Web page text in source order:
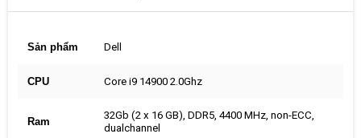
Sản phẩm Dell
CPU Core i9 14900 2.0Ghz
Ram
32Gb (2 x 16 GB), DDR5, 4400 MHz, non-ECC,
dualchannel